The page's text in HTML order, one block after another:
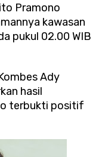
Pramono
kawasan
pukul 02.00 WIB
Ady
hasil
terbukti positif